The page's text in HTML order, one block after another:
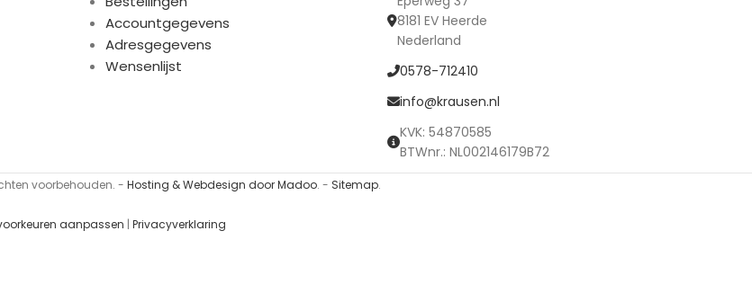
Accountgegevens
Adresgegevens
Wensenlijst
8181 EV Heerde
Nederland
0578-712410
info@krausen.nl
KVK: 54870585
BTWnr.: NL002146179B72
voorbehouden. - Hosting & Webdesign door Madoo. - Sitemap.
aanpassen | Privacyverklaring